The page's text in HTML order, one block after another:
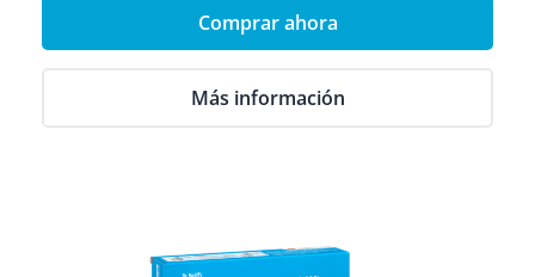
Comprar ahora
Más información